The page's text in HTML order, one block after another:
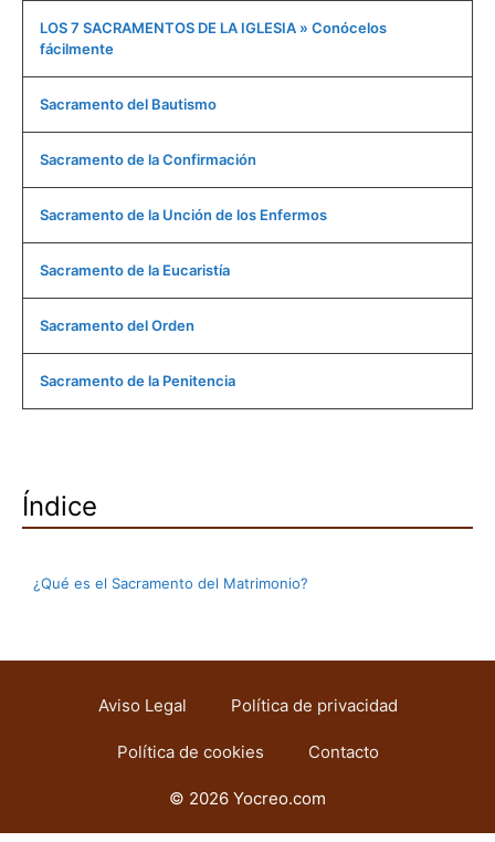
LOS 7 SACRAMENTOS DE LA IGLESIA » Conócelos
fácilmente
Sacramento del Bautismo
Sacramento de la Confirmación
Sacramento de la Unción de los Enfermos
Sacramento de la Eucaristía
Sacramento del Orden
Sacramento de la Penitencia
Índice
¿Qué es el Sacramento del Matrimonio?
Aviso Legal Política de privacidad
Política de cookies Contacto
© 2026 Yocreo.com